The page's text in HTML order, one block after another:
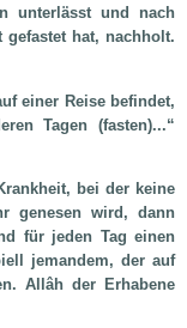
unterlässt und nach
gefastet hat, nachholt.
einer Reise befindet,
Tagen (fasten)...“
bei der keine
genesen wird, dann
für jeden Tag einen
jemandem, der auf
Allâh der Erhabene